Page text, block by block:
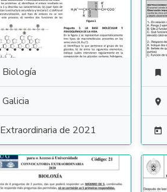
Biología
Galicia
Extraordinaria de 2021


